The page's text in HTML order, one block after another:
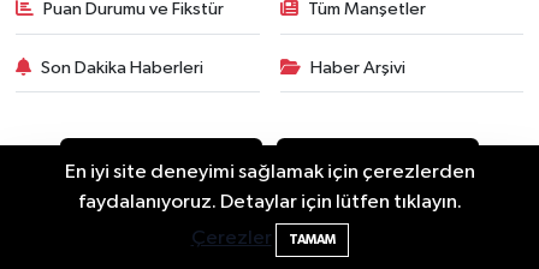
Puan Durumu ve Fikstür Tüm Manşetler
Son Dakika Haberleri Haber Arşivi
En iyi site deneyimi sağlamak için çerezlerden
faydalanıyoruz. Detaylar için lütfen tıklayın.
Çerezler
TAMAM
2 Buzağı Hediyeli Bal Festivalinde Hande
Ünsal Sahne Alacak